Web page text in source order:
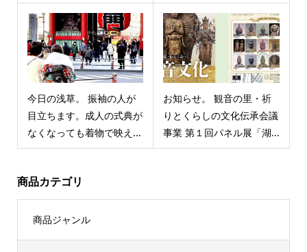
今日の浅草。 振袖の人が
目立ちます。成人の式典が
なくなっても着物で映え...
お知らせ。 観音の里・祈
りとくらしの文化伝承会議
事業 第１回パネル展「湖...
商品カテゴリ
商品ジャンル